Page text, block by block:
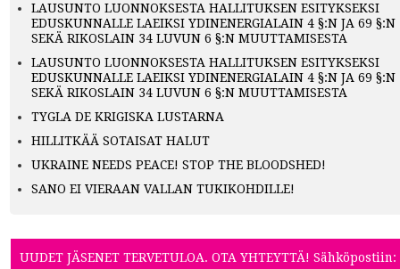
LAUSUNTO LUONNOKSESTA HALLITUKSEN ESITYKSEKSI
EDUSKUNNALLE LAEIKSI YDINENERGIALAIN 4 §:N JA 69 §:N
SEKÄ RIKOSLAIN 34 LUVUN 6 §:N MUUTTAMISESTA
LAUSUNTO LUONNOKSESTA HALLITUKSEN ESITYKSEKSI
EDUSKUNNALLE LAEIKSI YDINENERGIALAIN 4 §:N JA 69 §:N
SEKÄ RIKOSLAIN 34 LUVUN 6 §:N MUUTTAMISESTA
TYGLA DE KRIGISKA LUSTARNA
HILLITKÄÄ SOTAISAT HALUT
UKRAINE NEEDS PEACE! STOP THE BLOODSHED!
SANO EI VIERAAN VALLAN TUKIKOHDILLE!
UUDET JÄSENET TERVETULOA. OTA YHTEYTTÄ! Sähköpostiin: